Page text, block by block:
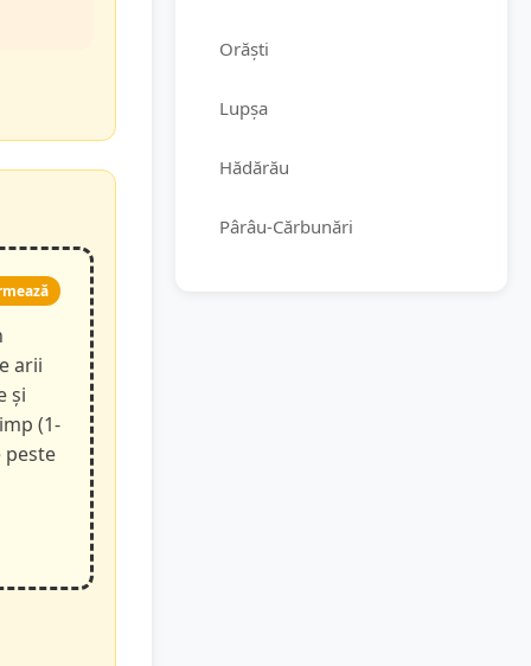
arii
și
(1-
peste
Orăști
Lupșa
Hădărău
Pârâu-Cărbunări